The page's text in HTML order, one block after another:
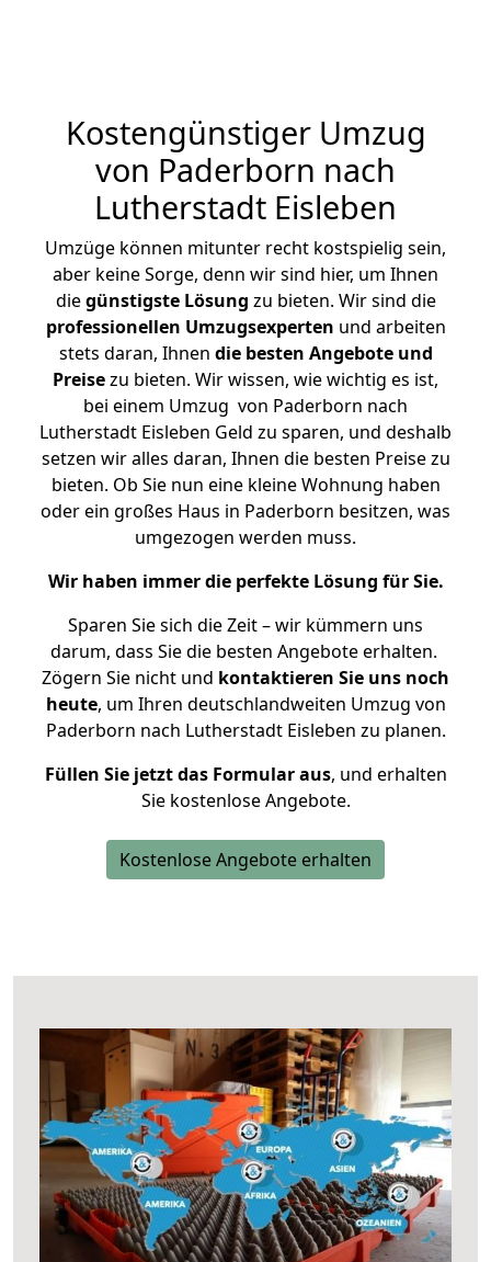
Kostengünstiger Umzug
von Paderborn nach
Lutherstadt Eisleben
Umzüge können mitunter recht kostspielig sein,
aber keine Sorge, denn wir sind hier, um Ihnen
diegünstigste Lösung zu bieten. Wir sind die
professionellen Umzugsexperten und arbeiten
stets daran, Ihnen die besten Angebote und
Preisezu bieten. Wir wissen, wie wichtig es ist,
bei einem Umzug von Paderborn nach
Lutherstadt Eisleben Geld zu sparen, und deshalb
setzen wir alles daran, Ihnen die besten Preise zu
bieten. Ob Sie nun eine kleine Wohnung haben
oder ein großes Haus in Paderborn besitzen, was
umgezogen werden muss.
Wir haben immer die perfekte Lösung für Sie.
Sparen Sie sich die Zeit – wir kümmern uns
darum, dass Sie die besten Angebote erhalten.
Zögern Sie nicht und kontaktieren Sie uns noch
heute, um Ihren deutschlandweiten Umzug von
Paderborn nach Lutherstadt Eisleben zu planen.
Füllen Sie jetzt das Formular aus, und erhalten
Sie kostenlose Angebote.
Kostenlose Angebote erhalten